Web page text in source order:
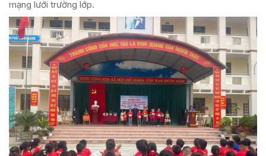
mạng lưới trường lớp.